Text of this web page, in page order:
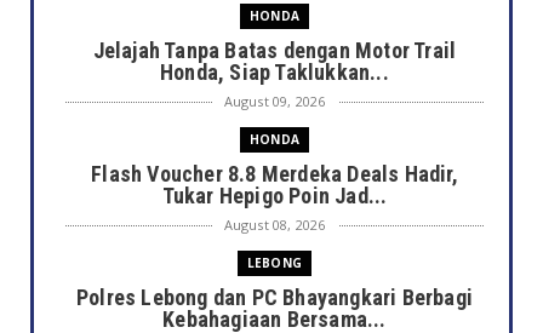
HONDA
Jelajah Tanpa Batas dengan Motor Trail
Honda, Siap Taklukkan...
August 09, 2026
HONDA
Flash Voucher 8.8 Merdeka Deals Hadir,
Tukar Hepigo Poin Jad...
August 08, 2026
LEBONG
Polres Lebong dan PC Bhayangkari Berbagi
Kebahagiaan Bersama...